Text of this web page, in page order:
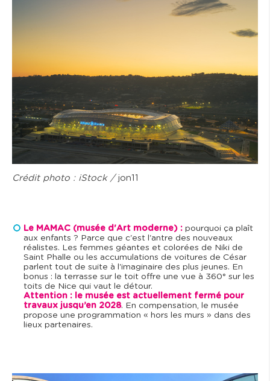
Crédit photo : iStock / jon11
Le MAMAC (musée d'Art moderne) : pourquoi ça plaît
aux enfants ? Parce que c'est l'antre des nouveaux
réalistes. Les femmes géantes et colorées de Niki de
Saint Phalle ou les accumulations de voitures de César
parlent tout de suite à l'imaginaire des plus jeunes. En
bonus : la terrasse sur le toit offre une vue à 360° sur les
toits de Nice qui vaut le détour.
Attention : le musée est actuellement fermé pour
travaux jusqu’en 2028. En compensation, le musée
propose une programmation « hors les murs » dans des
lieux partenaires.